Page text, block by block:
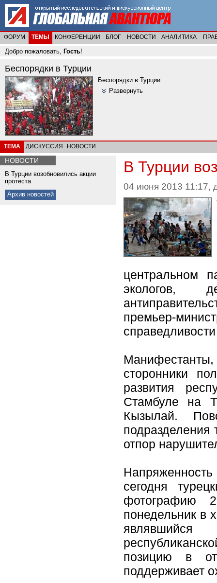
ФОРУМ ТЕМЫ КОНФЕРЕНЦИИ БЛОГ НОВОСТИ АНАЛИТИКА
Добро пожаловать, Гость!
Беспорядки в Турции
Беспорядки в Турции
Развернуть
ТЕМА ДИСКУССИЯ НОВОСТИ
НОВОСТИ
В Турции возобновились акции
протеста
Архив новостей
В Турции
04 июня 2013 11:17,
центральном
экологов,
премьер-
сторонники
развития
Стамбуле на
Кызылай.
подразделения
отпор
сегодня
фотографию
понедельник в
являвшийся
позицию в
поддерживает